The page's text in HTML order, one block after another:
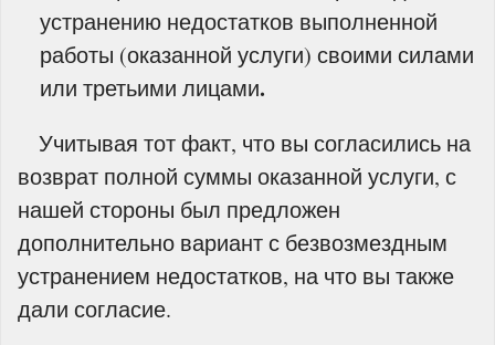
устранению недостатков выполненной
работы (оказанной услуги) своими силами
или третьими лицами.
Учитывая тот факт, что вы согласились на
возврат полной суммы оказанной услуги, с
нашей стороны был предложен
дополнительно вариант с безвозмездным
устранением недостатков, на что вы также
дали согласие.